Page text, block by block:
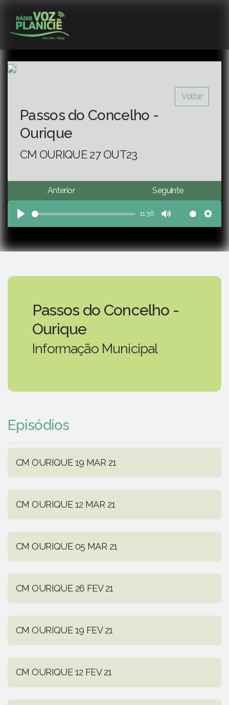
Voltar
Passos do Concelho -
Ourique
CM OURIQUE 27 OUT23
Anterior Seguinte
Play
11:36
Mute
Passos do Concelho -
Ourique
Informação Municipal
Episódios
CM OURIQUE 19 MAR 21
CM OURIQUE 12 MAR 21
CM OURIQUE 05 MAR 21
CM OURIQUE 26 FEV 21
CM OURIQUE 19 FEV 21
CM OURIQUE 12 FEV 21